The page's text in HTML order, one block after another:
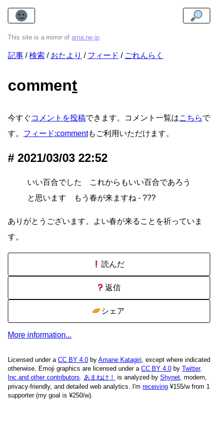
This site is a mirror of ama.ne.jp.
記事 検索 おたより フィード ごれんらく
comment
今すぐコメントを投稿できます。コメント一覧はこちらで
す。 フィード:commentもご利用いただけます。
2021/03/03 22:52
いい百合でした これからもいい百合であろう
と思います もう春が来ますね - ???
ありがとうございます。よい春が来ることを祈っていま
す。
読んだ
返信
シェア
More information...
Licensed under a CC BY 4.0 by Amane Katagiri, except where indicated
otherwise. Emoji graphics are licensed under a CC BY 4.0 by Twitter,
Inc and other contributors. あまねけ！ is analyzed by Shynet, modern,
privacy-friendly, and detailed web analytics. I'm receiving ¥155/w from 1
supporter (my goal is ¥250/w).